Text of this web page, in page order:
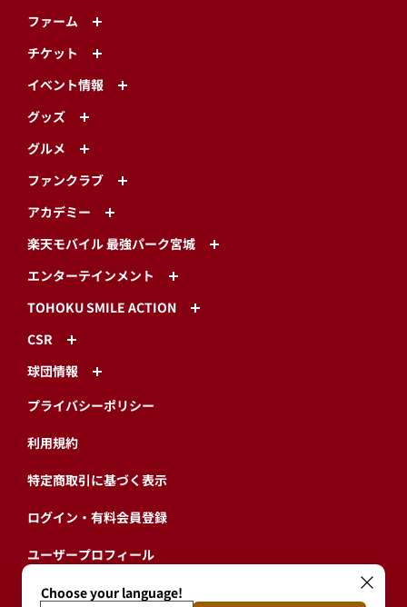
ファーム
チケット
イベント情報
グッズ
グルメ
ファンクラブ
アカデミー
楽天モバイル 最強パーク宮城
エンターテインメント
TOHOKU SMILE ACTION
CSR
球団情報
プライバシーポリシー
利用規約
特定商取引に基づく表示
ログイン・有料会員登録
ユーザープロフィール
会員情報引継ぎ